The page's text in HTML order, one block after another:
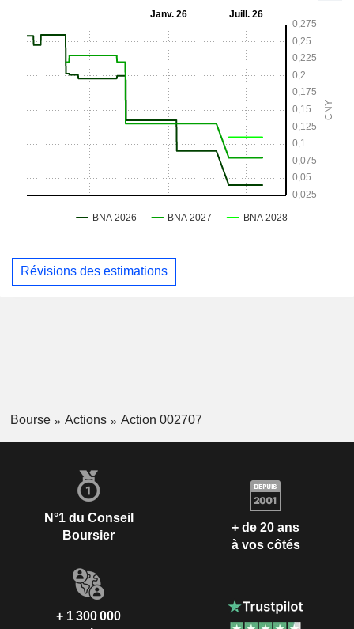
Révisions des estimations
Bourse Actions Action 002707
N°1 du Conseil
Boursier
+ de 20 ans
à vos côtés
+ 1 300 000